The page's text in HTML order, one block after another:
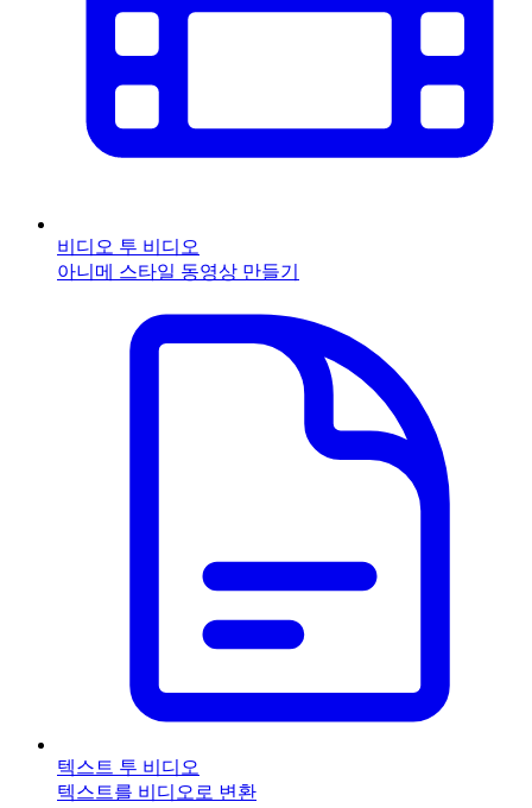
비디오 투 비디오
아니메 스타일 동영상 만들기
텍스트 투 비디오
텍스트를 비디오로 변환